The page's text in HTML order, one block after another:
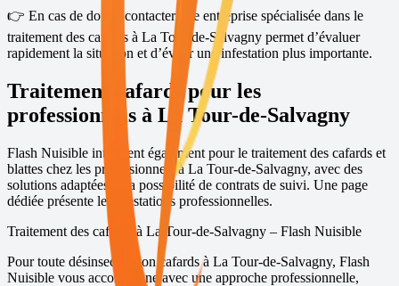
👉 En cas de doute, contacter une entreprise spécialisée dans le
traitement des cafards à La Tour-de-Salvagny permet d’évaluer
rapidement la situation et d’éviter une infestation plus importante.
Traitement cafards pour les
professionnels à La Tour-de-Salvagny
Flash Nuisible intervient également pour le traitement des cafards et
blattes chez les professionnels àLa Tour-de-Salvagny, avec des
solutions adaptées et la possibilité de contrats de suivi. Une page
dédiée présente les prestations professionnelles.
Traitement des cafards à La Tour-de-Salvagny – Flash Nuisible
Pour toute désinsectisation cafards à La Tour-de-Salvagny, Flash
Nuisible vous accompagne avec une approche professionnelle,